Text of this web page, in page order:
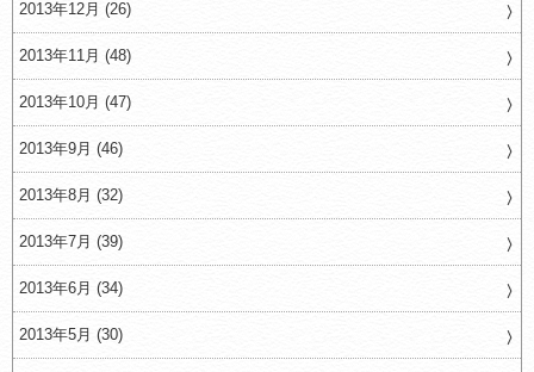
2013年12月 (26)
2013年11月 (48)
2013年10月 (47)
2013年9月 (46)
2013年8月 (32)
2013年7月 (39)
2013年6月 (34)
2013年5月 (30)